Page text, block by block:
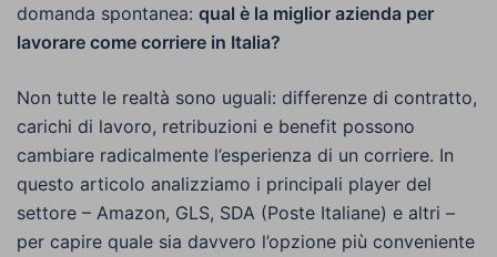
domanda spontanea: qual è la miglior azienda per
lavorare come corriere in Italia?
Non tutte le realtà sono uguali: differenze di contratto,
carichi di lavoro, retribuzioni e benefit possono
cambiare radicalmente l’esperienza di un corriere. In
questo articolo analizziamo i principali player del
settore – Amazon, GLS, SDA (Poste Italiane) e altri –
per capire quale sia davvero l’opzione più conveniente